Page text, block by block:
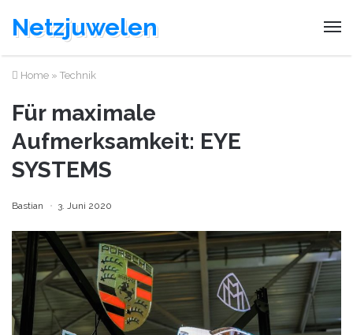
Netzjuwelen
Home » Technik
Für maximale
Aufmerksamkeit: EYE
SYSTEMS
Bastian 3. Juni 2020